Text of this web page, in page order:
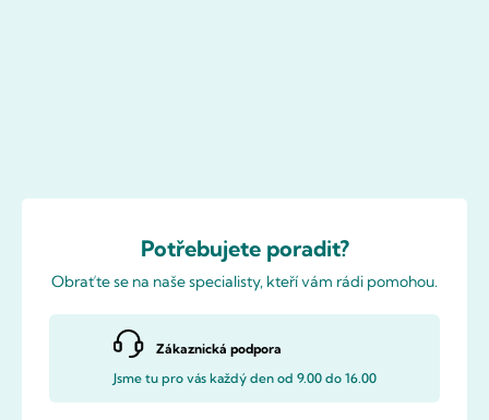
Potřebujete poradit?
Obraťte se na naše specialisty, kteří vám rádi pomohou.
Zákaznická podpora
Jsme tu pro vás každý den od 9.00 do 16.00